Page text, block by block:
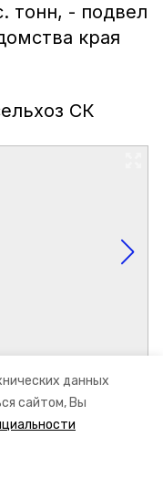
данных
сайтом, Вы
тонн, - подвел
края
СК